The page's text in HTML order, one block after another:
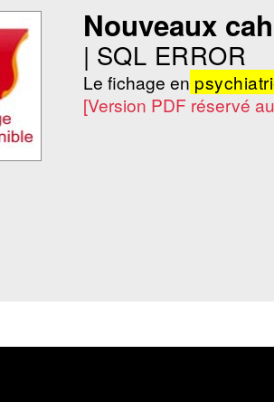
Nouveaux
| SQL ERROR
Le fichage en
[Version PDF réservé